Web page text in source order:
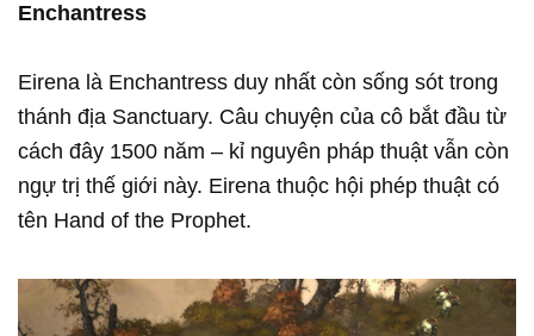
Enchantress
Eirena là Enchantress duy nhất còn sống sót trong
thánh địa Sanctuary. Câu chuyện của cô bắt đầu từ
cách đây 1500 năm – kỉ nguyên pháp thuật vẫn còn
ngự trị thế giới này. Eirena thuộc hội phép thuật có
tên Hand of the Prophet.